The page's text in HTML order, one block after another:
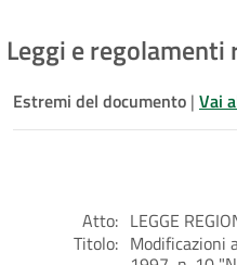
Leggi e regolamenti
Estremi del documento | Vai
Atto: LEGGE
Titolo: Modificazioni